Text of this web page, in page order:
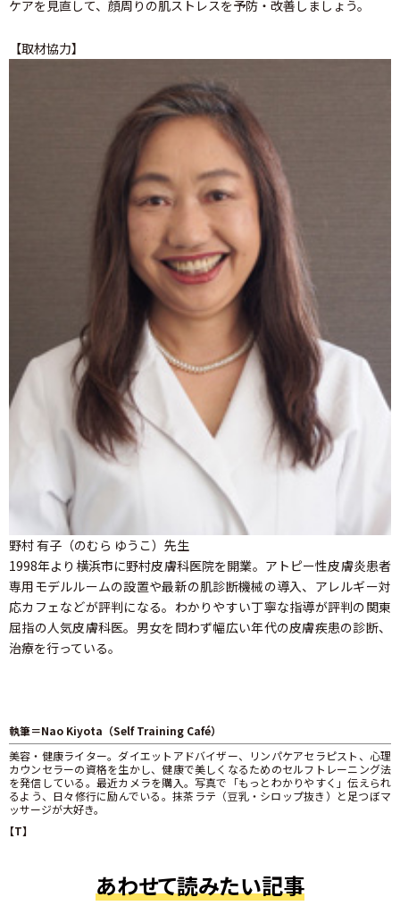
ケアを見直して、顔周りの肌ストレスを予防・改善しましょう。
【取材協力】
野村 有子（のむら ゆうこ）先生
1998年より横浜市に野村皮膚科医院を開業。アトピー性皮膚炎患者
専用モデルルームの設置や最新の肌診断機械の導入、アレルギー対
応カフェなどが評判になる。わかりやすい丁寧な指導が評判の関東
屈指の人気皮膚科医。男女を問わず幅広い年代の皮膚疾患の診断、
治療を行っている。
執筆＝Nao Kiyota（Self Training Café）
美容・健康ライター。ダイエットアドバイザー、リンパケアセラピスト、心理
カウンセラーの資格を生かし、健康で美しくなるためのセルフトレーニング法
を発信している。最近カメラを購入。写真で「もっとわかりやすく」伝えられ
るよう、日々修行に励んでいる。抹茶ラテ（豆乳・シロップ抜き）と足つぼマ
ッサージが大好き。
【T】
あわせて読みたい記事